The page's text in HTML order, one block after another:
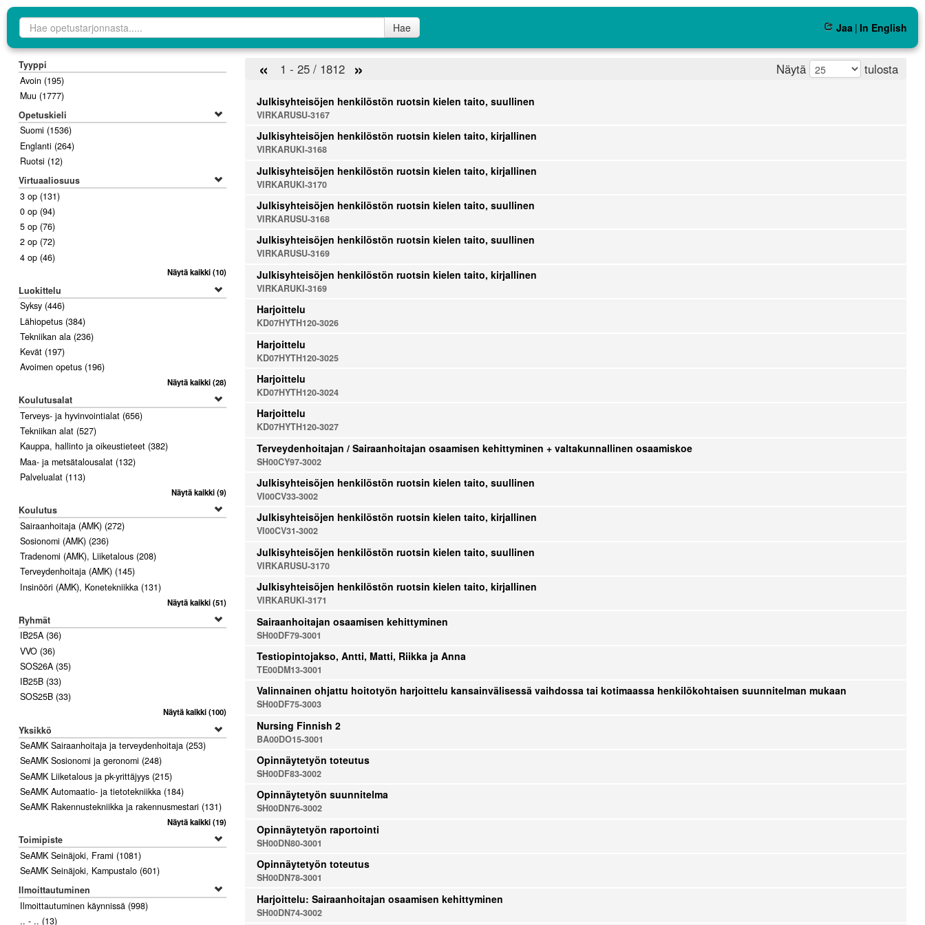
Opetustarjontahaku Hae Jaa | In English
Tyyppi
Avoin (195)
Muu (1777)
Opetuskieli
Suomi (1536)
Englanti (264)
Ruotsi (12)
Virtuaaliosuus
3 op (131)
0 op (94)
5 op (76)
2 op (72)
4 op (46)
Näytä kaikki(10)
Luokittelu
Syksy (446)
Lähiopetus (384)
Tekniikan ala (236)
Kevät (197)
Avoimen opetus (196)
Näytä kaikki(28)
Koulutusalat
Terveys- ja hyvinvointialat (656)
Tekniikan alat (527)
Kauppa, hallinto ja oikeustieteet (382)
Maa- ja metsätalousalat (132)
Palvelualat (113)
Näytä kaikki(9)
Koulutus
Sairaanhoitaja (AMK) (272)
Sosionomi (AMK) (236)
Tradenomi (AMK), Liiketalous (208)
Terveydenhoitaja (AMK) (145)
Insinööri (AMK), Konetekniikka (131)
Näytä kaikki(51)
Ryhmät
IB25A (36)
VVO (36)
SOS26A (35)
IB25B (33)
SOS25B (33)
Näytä kaikki(100)
Yksikkö
SeAMK Sairaanhoitaja ja terveydenhoitaja (253)
SeAMK Sosionomi ja geronomi (248)
SeAMK Liiketalous ja pk-yrittäjyys (215)
SeAMK Automaatio- ja tietotekniikka (184)
SeAMK Rakennustekniikka ja rakennusmestari (131)
Näytä kaikki(19)
Toimipiste
SeAMK Seinäjoki, Frami (1081)
SeAMK Seinäjoki, Kampustalo (601)
Ilmoittautuminen
Ilmoittautuminen käynnissä (998)
.. - .. (13)
« 1 - 25 / 1812 » Näytä tulosta
Julkisyhteisöjen henkilöstön ruotsin kielen taito, suullinen
VIRKARUSU-3167
Julkisyhteisöjen henkilöstön ruotsin kielen taito, kirjallinen
VIRKARUKI-3168
Julkisyhteisöjen henkilöstön ruotsin kielen taito, kirjallinen
VIRKARUKI-3170
Julkisyhteisöjen henkilöstön ruotsin kielen taito, suullinen
VIRKARUSU-3168
Julkisyhteisöjen henkilöstön ruotsin kielen taito, suullinen
VIRKARUSU-3169
Julkisyhteisöjen henkilöstön ruotsin kielen taito, kirjallinen
VIRKARUKI-3169
Harjoittelu
KD07HYTH120-3026
Harjoittelu
KD07HYTH120-3025
Harjoittelu
KD07HYTH120-3024
Harjoittelu
KD07HYTH120-3027
Terveydenhoitajan / Sairaanhoitajan osaamisen kehittyminen + valtakunnallinen osaamiskoe
SH00CY97-3002
Julkisyhteisöjen henkilöstön ruotsin kielen taito, suullinen
VI00CV33-3002
Julkisyhteisöjen henkilöstön ruotsin kielen taito, kirjallinen
VI00CV31-3002
Julkisyhteisöjen henkilöstön ruotsin kielen taito, suullinen
VIRKARUSU-3170
Julkisyhteisöjen henkilöstön ruotsin kielen taito, kirjallinen
VIRKARUKI-3171
Sairaanhoitajan osaamisen kehittyminen
SH00DF79-3001
Testiopintojakso, Antti, Matti, Riikka ja Anna
TE00DM13-3001
Valinnainen ohjattu hoitotyön harjoittelu kansainvälisessä vaihdossa tai kotimaassa henkilökohtaisen suunnitelman mukaan
SH00DF75-3003
Nursing Finnish 2
BA00DO15-3001
Opinnäytetyön toteutus
SH00DF83-3002
Opinnäytetyön suunnitelma
SH00DN76-3002
Opinnäytetyön raportointi
SH00DN80-3001
Opinnäytetyön toteutus
SH00DN78-3001
Harjoittelu: Sairaanhoitajan osaamisen kehittyminen
SH00DN74-3002